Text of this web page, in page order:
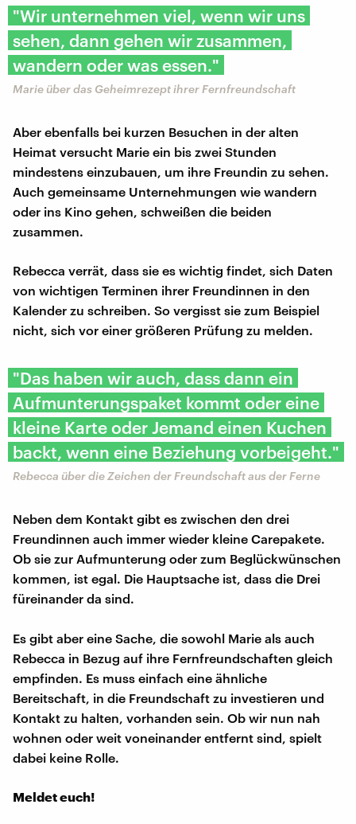
"Wir unternehmen viel, wenn wir uns
sehen, dann gehen wir zusammen,
wandern oder was essen."
Marie über das Geheimrezept ihrer Fernfreundschaft
Aber ebenfalls bei kurzen Besuchen in der alten
Heimat versucht Marie ein bis zwei Stunden
mindestens einzubauen, um ihre Freundin zu sehen.
Auch gemeinsame Unternehmungen wie wandern
oder ins Kino gehen, schweißen die beiden
zusammen.
Rebecca verrät, dass sie es wichtig findet, sich Daten
von wichtigen Terminen ihrer Freundinnen in den
Kalender zu schreiben. So vergisst sie zum Beispiel
nicht, sich vor einer größeren Prüfung zu melden.
"Das haben wir auch, dass dann ein
Aufmunterungspaket kommt oder eine
kleine Karte oder Jemand einen Kuchen
backt, wenn eine Beziehung vorbeigeht."
Rebecca über die Zeichen der Freundschaft aus der Ferne
Neben dem Kontakt gibt es zwischen den drei
Freundinnen auch immer wieder kleine Carepakete.
Ob sie zur Aufmunterung oder zum Beglückwünschen
kommen, ist egal. Die Hauptsache ist, dass die Drei
füreinander da sind.
Es gibt aber eine Sache, die sowohl Marie als auch
Rebecca in Bezug auf ihre Fernfreundschaften gleich
empfinden. Es muss einfach eine ähnliche
Bereitschaft, in die Freundschaft zu investieren und
Kontakt zu halten, vorhanden sein. Ob wir nun nah
wohnen oder weit voneinander entfernt sind, spielt
dabei keine Rolle.
Meldet euch!